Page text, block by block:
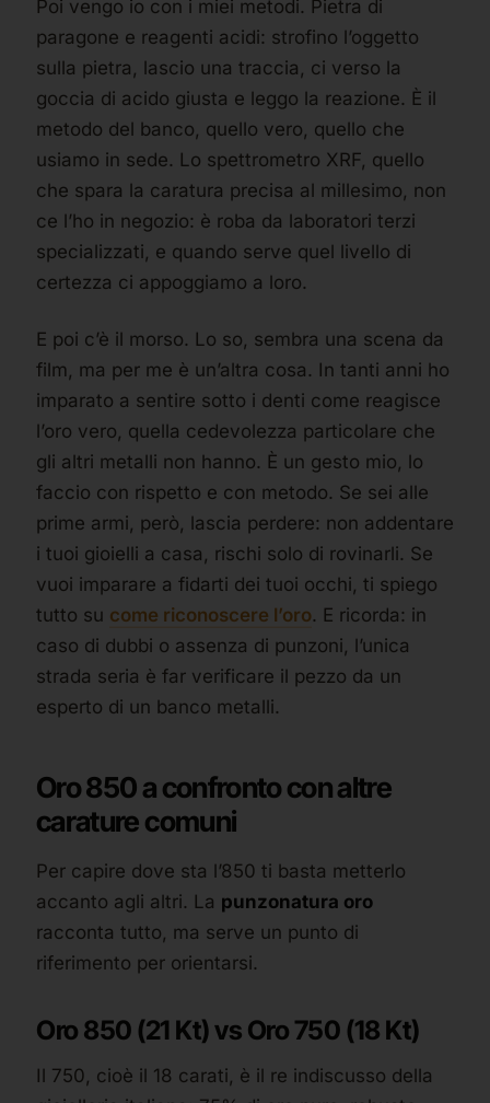
Poi vengo io con i miei metodi. Pietra di
paragone e reagenti acidi: strofino l’oggetto
sulla pietra, lascio una traccia, ci verso la
goccia di acido giusta e leggo la reazione. È il
metodo del banco, quello vero, quello che
usiamo in sede. Lo spettrometro XRF, quello
che spara la caratura precisa al millesimo, non
ce l’ho in negozio: è roba da laboratori terzi
specializzati, e quando serve quel livello di
certezza ci appoggiamo a loro.
E poi c’è il morso. Lo so, sembra una scena da
film, ma per me è un’altra cosa. In tanti anni ho
imparato a sentire sotto i denti come reagisce
l’oro vero, quella cedevolezza particolare che
gli altri metalli non hanno. È un gesto mio, lo
faccio con rispetto e con metodo. Se sei alle
prime armi, però, lascia perdere: non addentare
i tuoi gioielli a casa, rischi solo di rovinarli. Se
vuoi imparare a fidarti dei tuoi occhi, ti spiego
tutto su come riconoscere l’oro. E ricorda: in
caso di dubbi o assenza di punzoni, l’unica
strada seria è far verificare il pezzo da un
esperto di un banco metalli.
Oro 850 a confronto con altre
carature comuni
Per capire dove sta l’850 ti basta metterlo
accanto agli altri. La punzonatura oro
racconta tutto, ma serve un punto di
riferimento per orientarsi.
Oro 850 (21 Kt) vs Oro 750 (18 Kt)
Il 750, cioè il 18 carati, è il re indiscusso della